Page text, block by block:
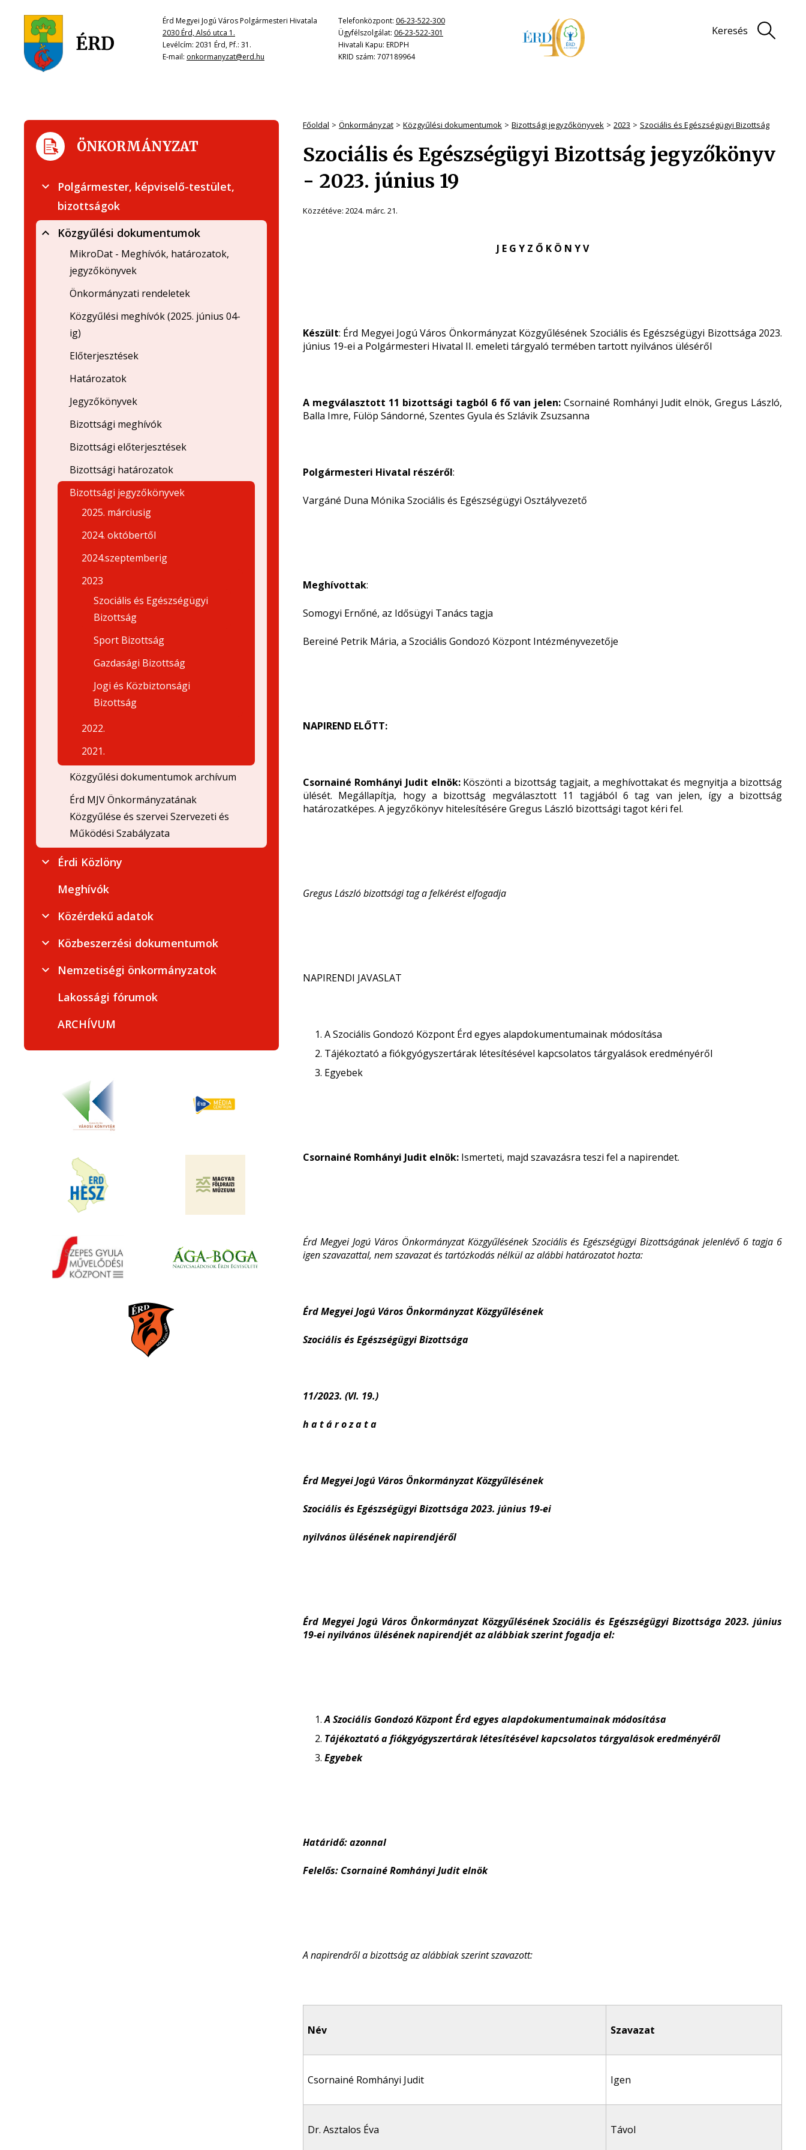
Érd Megyei Jogú Város Polgármesteri Hivatala
2030 Érd, Alsó utca 1.
Levélcím: 2031 Érd, Pf.: 31.
E-mail: onkormanyzat@erd.hu
Telefonközpont: 06-23-522-300
Ügyfélszolgálat: 06-23-522-301
Hivatali Kapu: ERDPH
KRID szám: 707189964
Keresés
Főoldal Önkormányzat Közgyűlési dokumentumok Bizottsági jegyzőkönyvek 2023 Szociális és Egészségügyi Bizottság
Szociális és Egészségügyi Bizottság jegyzőkönyv
- 2023. június 19
Közzétéve: 2024. márc. 21.
J E G Y Z Ő K Ö N Y V
Készült: Érd Megyei Jogú Város Önkormányzat Közgyűlésének Szociális és Egészségügyi Bizottsága 2023.
június 19-ei a Polgármesteri Hivatal II. emeleti tárgyaló termében tartott nyilvános üléséről
A megválasztott 11 bizottsági tagból 6 fő van jelen: Csornainé Romhányi Judit elnök, Gregus László,
Balla Imre, Fülöp Sándorné, Szentes Gyula és Szlávik Zsuzsanna
Polgármesteri Hivatal részéről:
Vargáné Duna Mónika Szociális és Egészségügyi Osztályvezető
Meghívottak:
Somogyi Ernőné, az Idősügyi Tanács tagja
Bereiné Petrik Mária, a Szociális Gondozó Központ Intézményvezetője
NAPIREND ELŐTT:
Csornainé Romhányi Judit elnök: Köszönti a bizottság tagjait, a meghívottakat és megnyitja a bizottság
ülését. Megállapítja, hogy a bizottság megválasztott 11 tagjából 6 tag van jelen, így a bizottság
határozatképes. A jegyzőkönyv hitelesítésére Gregus László bizottsági tagot kéri fel.
Gregus László bizottsági tag a felkérést elfogadja
NAPIRENDI JAVASLAT
A Szociális Gondozó Központ Érd egyes alapdokumentumainak módosítása
Tájékoztató a fiókgyógyszertárak létesítésével kapcsolatos tárgyalások eredményéről
Egyebek
Csornainé Romhányi Judit elnök: Ismerteti, majd szavazásra teszi fel a napirendet.
Érd Megyei Jogú Város Önkormányzat Közgyűlésének Szociális és Egészségügyi Bizottságának jelenlévő 6 tagja 6
igen szavazattal, nem szavazat és tartózkodás nélkül az alábbi határozatot hozta:
Érd Megyei Jogú Város Önkormányzat Közgyűlésének
Szociális és Egészségügyi Bizottsága
11/2023. (VI. 19.)
h a t á r o z a t a
Érd Megyei Jogú Város Önkormányzat Közgyűlésének
Szociális és Egészségügyi Bizottsága 2023. június 19-ei
nyilvános ülésének napirendjéről
Érd Megyei Jogú Város Önkormányzat Közgyűlésének Szociális és Egészségügyi Bizottsága 2023. június
19-ei nyilvános ülésének napirendjét az alábbiak szerint fogadja el:
A Szociális Gondozó Központ Érd egyes alapdokumentumainak módosítása
Tájékoztató a fiókgyógyszertárak létesítésével kapcsolatos tárgyalások eredményéről
Egyebek
Határidő: azonnal
Felelős: Csornainé Romhányi Judit elnök
A napirendről a bizottság az alábbiak szerint szavazott:
Név Szavazat
Csornainé Romhányi Judit Igen
Dr. Asztalos Éva Távol
ÖNKORMÁNYZAT
Polgármester, képviselő-testület,
bizottságok
Közgyűlési dokumentumok
MikroDat - Meghívók, határozatok,
jegyzőkönyvek
Önkormányzati rendeletek
Közgyűlési meghívók (2025. június 04-
ig)
Előterjesztések
Határozatok
Jegyzőkönyvek
Bizottsági meghívók
Bizottsági előterjesztések
Bizottsági határozatok
Bizottsági jegyzőkönyvek
2025. márciusig
2024. októbertől
2024.szeptemberig
2023
Szociális és Egészségügyi
Bizottság
Sport Bizottság
Gazdasági Bizottság
Jogi és Közbiztonsági
Bizottság
2022.
2021.
Közgyűlési dokumentumok archívum
Érd MJV Önkormányzatának
Közgyűlése és szervei Szervezeti és
Működési Szabályzata
Érdi Közlöny
Meghívók
Közérdekű adatok
Közbeszerzési dokumentumok
Nemzetiségi önkormányzatok
Lakossági fórumok
ARCHÍVUM